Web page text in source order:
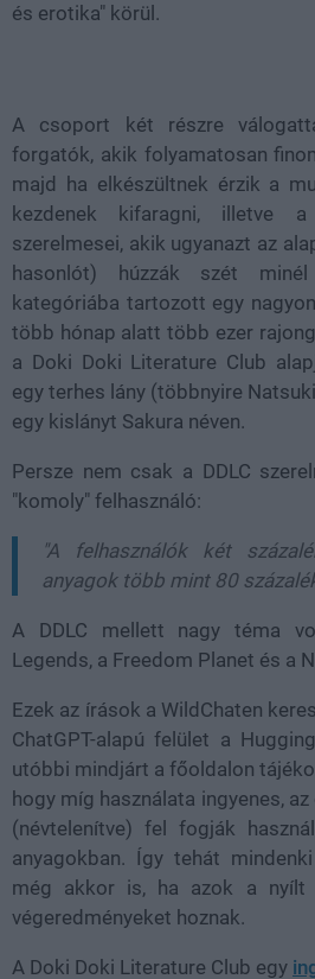
és erotika" körül.
A csoport két részre
forgatók, akik folyamatosan
majd ha elkészültnek érzik a
kezdenek kifaragni, illetve
szerelmesei, akik ugyanazt az
hasonlót) húzzák szét
kategóriába tartozott egy
több hónap alatt több ezer
a Doki Doki Literature Club
egy terhes lány (többnyire
egy kislányt Sakura néven.
Persze nem csak a DDLC
"komoly" felhasználó:
"A felhasználók két
anyagok több mint 80
A DDLC mellett nagy téma
Legends, a Freedom Planet és a
Ezek az írások a WildChaten
ChatGPT-alapú felület a
utóbbi mindjárt a főoldalon
hogy míg használata ingyenes,
(névtelenítve) fel fogják
anyagokban. Így tehát
még akkor is, ha azok a
végeredményeket hoznak.
A Doki Doki Literature Club egy